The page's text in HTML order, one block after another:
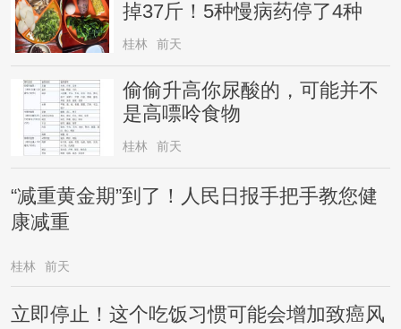
掉37斤！5种慢病药停了4种
桂林 前天
偷偷升高你尿酸的，可能并不
是高嘌呤食物
桂林 前天
“减重黄金期”到了！人民日报手把手教您健
康减重
桂林 前天
立即停止！这个吃饭习惯可能会增加致癌风